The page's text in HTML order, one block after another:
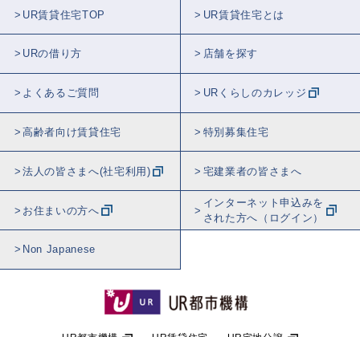
UR賃貸住宅TOP UR賃貸住宅とは
URの借り方 店舗を探す
よくあるご質問 URくらしのカレッジ
高齢者向け賃貸住宅 特別募集住宅
法人の皆さまへ(社宅利用) 宅建業者の皆さまへ
お住まいの方へ
インターネット申込みを
された方へ（ログイン）
Non Japanese